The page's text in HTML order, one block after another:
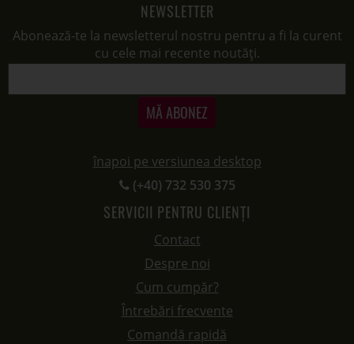
NEWSLETTER
Abonează-te la newsletterul nostru pentru a fi la curent
cu cele mai recente noutăți.
MĂ ABONEZ
înapoi pe versiunea desktop
(+40) 732 530 375
SERVICII PENTRU CLIENȚI
Contact
Despre noi
Cum cumpăr?
Întrebări frecvente
Comandă rapidă